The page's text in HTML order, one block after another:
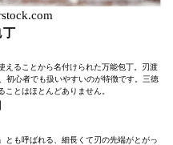
えることから名付けられた万能包丁。刃渡
初心者でも扱いやすいのが特徴です。三徳
とはほとんどありません。
とも呼ばれる、細長くて刃の先端がとがっ